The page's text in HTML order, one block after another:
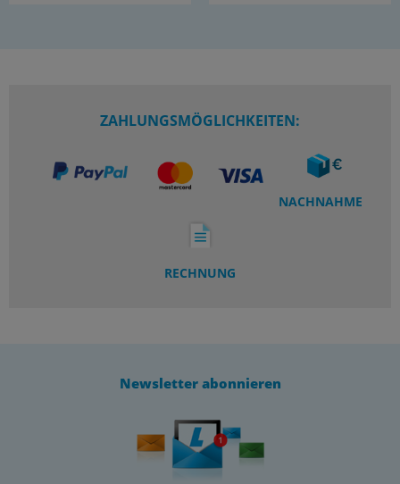
ZAHLUNGSMÖGLICHKEITEN:
NACHNAHME
RECHNUNG
Newsletter abonnieren